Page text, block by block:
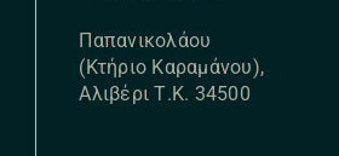
Παπανικολάου
(Κτήριο Καραμάνου),
Αλιβέρι Τ.Κ. 34500